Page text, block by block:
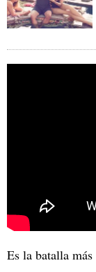
Es la batalla